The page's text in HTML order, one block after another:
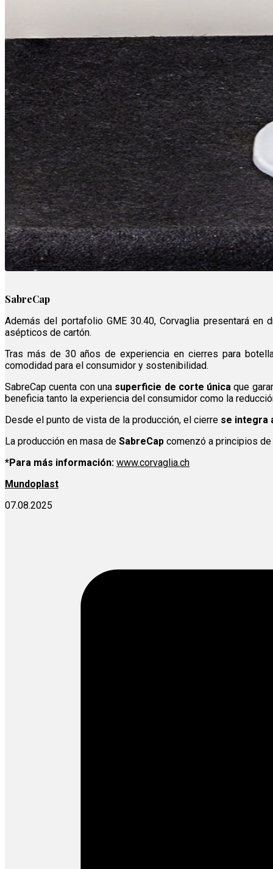
SabreCap
Además del portafolio GME 30.40, Corvaglia presentará
asépticos de cartón.
Tras más de 30 años de experiencia en cierres para
comodidad para el consumidor y sostenibilidad.
SabreCap cuenta con una superficie de corte única que
beneficia tanto la experiencia del consumidor como la
Desde el punto de vista de la producción, el cierre se integra
La producción en masa de SabreCap comenzó a principios de
*Para más información: www.corvaglia.ch
Mundoplast
07.08.2025